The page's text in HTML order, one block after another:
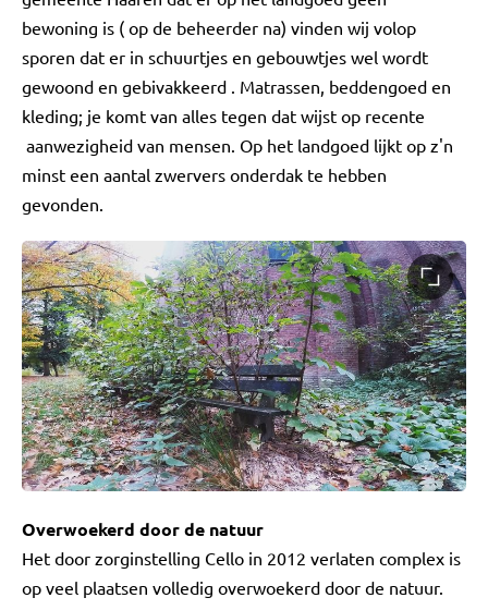
bewoning is ( op de beheerder na) vinden wij volop
sporen dat er in schuurtjes en gebouwtjes wel wordt
gewoond en gebivakkeerd . Matrassen, beddengoed en
kleding; je komt van alles tegen dat wijst op recente
aanwezigheid van mensen. Op het landgoed lijkt op z'n
minst een aantal zwervers onderdak te hebben
gevonden.
Overwoekerd door de natuur
Het door zorginstelling Cello in 2012 verlaten complex is
op veel plaatsen volledig overwoekerd door de natuur.